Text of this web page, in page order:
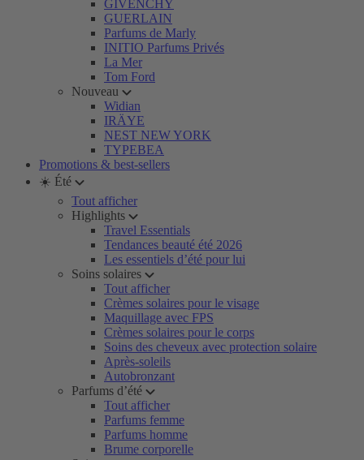
GIVENCHY
GUERLAIN
Parfums de Marly
INITIO Parfums Privés
La Mer
Tom Ford
Nouveau
Widian
IRÄYE
NEST NEW YORK
TYPEBEA
Promotions & best-sellers
☀️ Été
Tout afficher
Highlights
Travel Essentials
Tendances beauté été 2026
Les essentiels d’été pour lui
Soins solaires
Tout afficher
Crèmes solaires pour le visage
Maquillage avec FPS
Crèmes solaires pour le corps
Soins des cheveux avec protection solaire
Après-soleils
Autobronzant
Parfums d’été
Tout afficher
Parfums femme
Parfums homme
Brume corporelle